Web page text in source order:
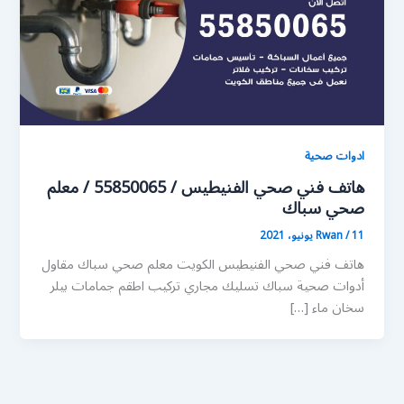
ادوات صحية
هاتف فني صحي الفنيطيس / 55850065 / معلم
صحي سباك
Rwan/11 يونيو، 2021
هاتف فني صحي الفنيطيس الكويت معلم صحي سباك مقاول
أدوات صحية سباك تسليك مجاري تركيب اطقم جمامات بيلر
سخان ماء […]